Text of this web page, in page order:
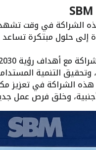
الشراكة في وقت تشهد
إلى حلول مبتكرة
وتحقيق التنمية
الشراكة في تعزيز
وخلق فرص عمل